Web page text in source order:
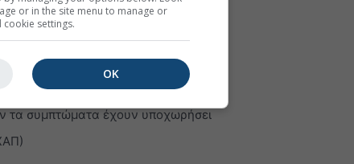
και χρόνια βρογχίτιδα
τα συμπτώματα έχουν υποχωρήσει
or in the site menu to manage or
settings.
OK